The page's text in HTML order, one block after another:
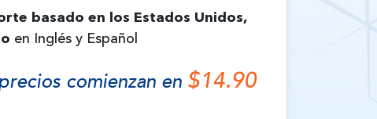
basado en los Estados Unidos,
en Inglés y Español
comienzan en $14.90